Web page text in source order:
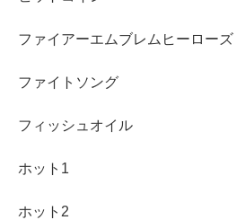
ファイアーエムブレムヒーローズ
ファイトソング
フィッシュオイル
ホット1
ホット2